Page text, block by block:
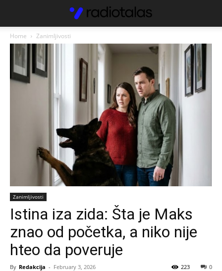
Home Zanimljivosti
Zanimljivosti
Istina iza zida: Šta je Maks
znao od početka, a niko nije
hteo da poveruje
By Redakcija - February 3, 2026 0
223